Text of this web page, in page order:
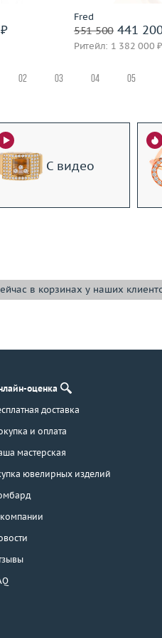
Fred
551 500441
Ритейл: 1 382 000 ₽
02 03 04 05
С видео
в корзинах у наших
оценка
доставка
и оплата
мастерская
ювелирных изделий